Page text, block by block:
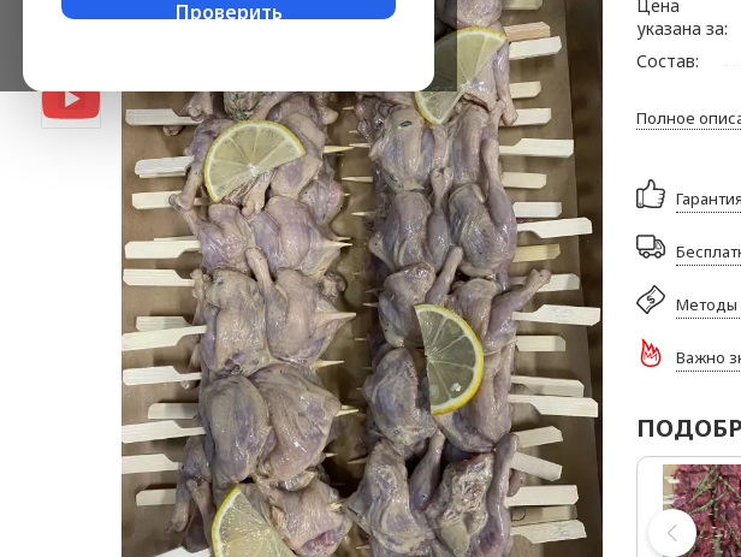
Цена
указана за:
Состав:
Полное
Методы
Важно
Проверить